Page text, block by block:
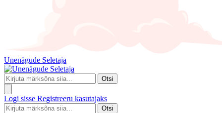
Unenägude Seletaja
Otsi
Logi sisse Registreeru kasutajaks
Otsi